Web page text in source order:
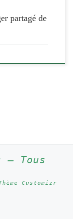
partagé de
– Tous
Customizr